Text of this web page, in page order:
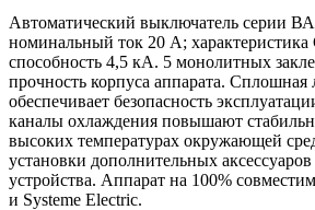
Автоматический выключатель серии
номинальный ток 20 А;
способность 4,5 кА. 5 монолитных
прочность корпуса аппарата. Сплошная
обеспечивает безопасность
каналы охлаждения повышают
высоких температурах окружающей
установки дополнительных
устройства. Аппарат на 100%
и Systeme Electric.